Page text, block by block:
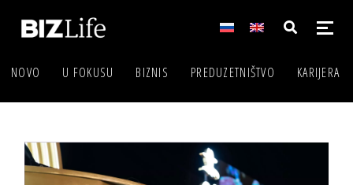
NOVO U FOKUSU BIZNIS PREDUZETNIŠTVO KARIJERA